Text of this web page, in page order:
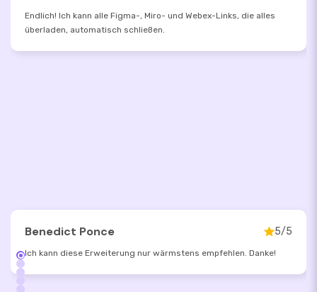
Endlich! Ich kann alle Figma-, Miro- und Webex-Links, die alles
überladen, automatisch schließen.
Benedict Ponce 5/5
Ich kann diese Erweiterung nur wärmstens empfehlen. Danke!